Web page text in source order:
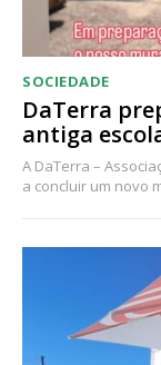
SOCIEDADE
DaTerra
antiga
A DaTerra –
a concluir um novo